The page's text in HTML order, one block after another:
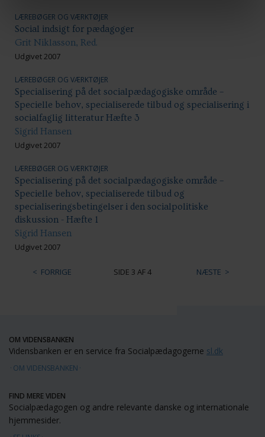
LÆREBØGER OG VÆRKTØJER
Social indsigt for pædagoger
Grit Niklasson, Red.
Udgivet 2007
LÆREBØGER OG VÆRKTØJER
Specialisering på det socialpædagogiske område –
Specielle behov, specialiserede tilbud og specialisering i
socialfaglig litteratur Hæfte 3
Sigrid Hansen
Udgivet 2007
LÆREBØGER OG VÆRKTØJER
Specialisering på det socialpædagogiske område –
Specielle behov, specialiserede tilbud og
specialiseringsbetingelser i den socialpolitiske
diskussion - Hæfte 1
Sigrid Hansen
Udgivet 2007
FORRIGE SIDE 3 AF 4 NÆSTE
OM VIDENSBANKEN
Vidensbanken er en service fra Socialpædagogerne sl.dk
OM VIDENSBANKEN
FIND MERE VIDEN
Socialpædagogen og andre relevante danske og internationale
hjemmesider.